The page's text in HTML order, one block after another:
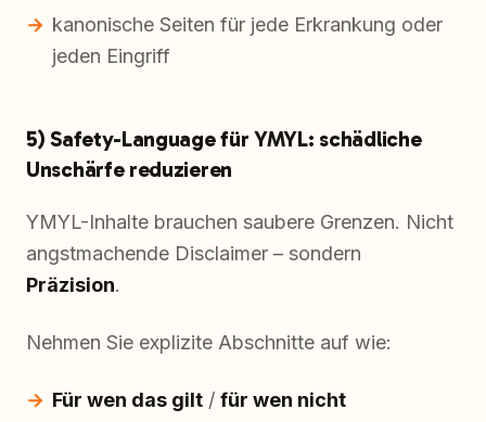
kanonische Seiten für jede Erkrankung oder
jeden Eingriff
5) Safety-Language für YMYL: schädliche
Unschärfe reduzieren
YMYL-Inhalte brauchen saubere Grenzen. Nicht
angstmachende Disclaimer – sondern
Präzision.
Nehmen Sie explizite Abschnitte auf wie:
Für wen das gilt / für wen nicht